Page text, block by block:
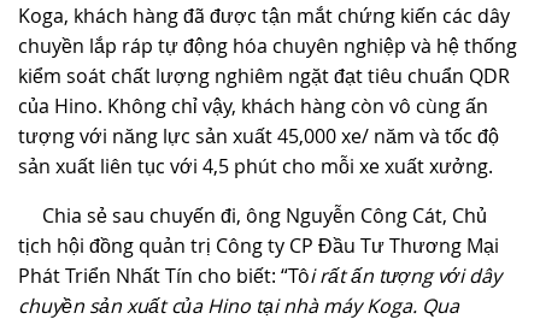
Koga, khách hàng đã được tận mắt chứng kiến các dây
chuyền lắp ráp tự động hóa chuyên nghiệp và hệ thống
kiểm soát chất lượng nghiêm ngặt đạt tiêu chuẩn QDR
của Hino. Không chỉ vậy, khách hàng còn vô cùng ấn
tượng với năng lực sản xuất 45,000 xe/ năm và tốc độ
sản xuất liên tục với 4,5 phút cho mỗi xe xuất xưởng.
Chia sẻ sau chuyến đi, ông Nguyễn Công Cát, Chủ
tịch hội đồng quản trị Công ty CP Đầu Tư Thương Mại
Phát Triển Nhất Tín cho biết: “Tôi rất ấn tượng với dây
chuyền sản xuất của Hino tại nhà máy Koga. Qua